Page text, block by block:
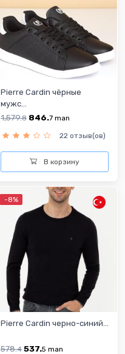
Pierre Cardin чёрные
мужс...
1,579.8 846.7 man
22 отзыв(ов)
В корзину
-8%
Pierre Cardin черно-синий...
578.4 537.5 man